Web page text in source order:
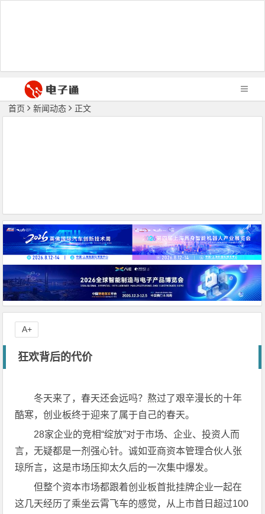
首页 新闻动态 正文
狂欢背后的代价
冬天来了，春天还会远吗？熬过了艰辛漫长的十年
酷寒，创业板终于迎来了属于自己的春天。
28家企业的竞相“绽放”对于市场、企业、投资人而
言，无疑都是一剂强心针。诚如亚商资本管理合伙人张
琼所言，这是市场压抑太久后的一次集中爆发。
但整个资本市场都跟着创业板首批挂牌企业一起在
这几天经历了乘坐云霄飞车的感觉，从上市首日超过100
A+